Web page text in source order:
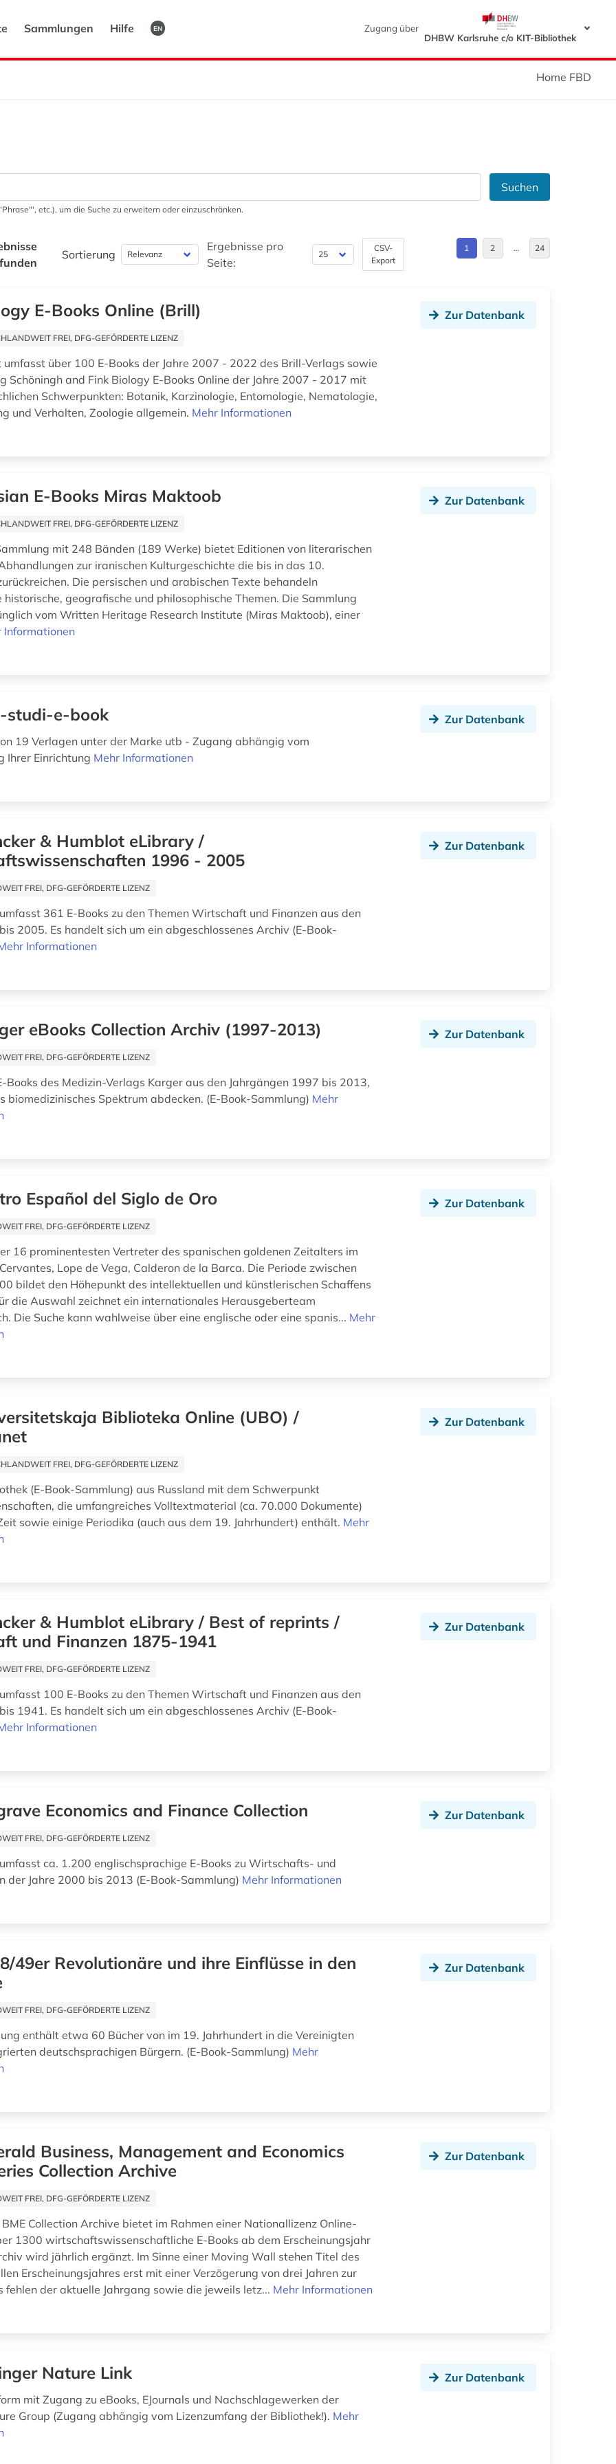
Sammlungen Hilfe EN
Zugang über
DHBW Karlsruhe c/o KIT-Bibliothek
Home FBD
Suchen
etc.), um die Suche zu erweitern oder einzuschränken.
Sortierung
Ergebnisse pro
Seite:
CSV-
Export
1 2 … 24
E-Books Online (Brill)
FREI, DFG-GEFÖRDERTE LIZENZ
umfasst über 100 E-Books der Jahre 2007 - 2022 des Brill-Verlags sowie
Schöningh and Fink Biology E-Books Online der Jahre 2007 - 2017 mit
Schwerpunkten: Botanik, Karzinologie, Entomologie, Nematologie,
und Verhalten, Zoologie allgemein. Mehr Informationen
Zur Datenbank
E-Books Miras Maktoob
FREI, DFG-GEFÖRDERTE LIZENZ
mit 248 Bänden (189 Werke) bietet Editionen von literarischen
zur iranischen Kulturgeschichte die bis in das 10.
Die persischen und arabischen Texte behandeln
historische, geografische und philosophische Themen. Die Sammlung
vom Written Heritage Research Institute (Miras Maktoob), einer
Informationen
Zur Datenbank
studi-e-book
19 Verlagen unter der Marke utb - Zugang abhängig vom
Ihrer Einrichtung Mehr Informationen
Zur Datenbank
& Humblot eLibrary /
1996 - 2005
FREI, DFG-GEFÖRDERTE LIZENZ
361 E-Books zu den Themen Wirtschaft und Finanzen aus den
2005. Es handelt sich um ein abgeschlossenes Archiv (E-Book-
Informationen
Zur Datenbank
eBooks Collection Archiv (1997-2013)
FREI, DFG-GEFÖRDERTE LIZENZ
Books des Medizin-Verlags Karger aus den Jahrgängen 1997 bis 2013,
biomedizinisches Spektrum abdecken. (E-Book-Sammlung) Mehr
Zur Datenbank
Español del Siglo de Oro
FREI, DFG-GEFÖRDERTE LIZENZ
16 prominentesten Vertreter des spanischen goldenen Zeitalters im
Lope de Vega, Calderon de la Barca. Die Periode zwischen
bildet den Höhepunkt des intellektuellen und künstlerischen Schaffens
die Auswahl zeichnet ein internationales Herausgeberteam
Die Suche kann wahlweise über eine englische oder eine spanis... Mehr
Zur Datenbank
Biblioteka Online (UBO) /
FREI, DFG-GEFÖRDERTE LIZENZ
(E-Book-Sammlung) aus Russland mit dem Schwerpunkt
die umfangreiches Volltextmaterial (ca. 70.000 Dokumente)
sowie einige Periodika (auch aus dem 19. Jahrhundert) enthält. Mehr
Zur Datenbank
& Humblot eLibrary / Best of reprints /
und Finanzen 1875-1941
FREI, DFG-GEFÖRDERTE LIZENZ
100 E-Books zu den Themen Wirtschaft und Finanzen aus den
1941. Es handelt sich um ein abgeschlossenes Archiv (E-Book-
Informationen
Zur Datenbank
Economics and Finance Collection
FREI, DFG-GEFÖRDERTE LIZENZ
ca. 1.200 englischsprachige E-Books zu Wirtschafts- und
der Jahre 2000 bis 2013 (E-Book-Sammlung) Mehr Informationen
Zur Datenbank
49er Revolutionäre und ihre Einflüsse in den
FREI, DFG-GEFÖRDERTE LIZENZ
enthält etwa 60 Bücher von im 19. Jahrhundert in die Vereinigten
deutschsprachigen Bürgern. (E-Book-Sammlung) Mehr
Zur Datenbank
Business, Management and Economics
Collection Archive
FREI, DFG-GEFÖRDERTE LIZENZ
Collection Archive bietet im Rahmen einer Nationallizenz Online-
1300 wirtschaftswissenschaftliche E-Books ab dem Erscheinungsjahr
wird jährlich ergänzt. Im Sinne einer Moving Wall stehen Titel des
Erscheinungsjahres erst mit einer Verzögerung von drei Jahren zur
fehlen der aktuelle Jahrgang sowie die jeweils letz... Mehr Informationen
Zur Datenbank
Nature Link
mit Zugang zu eBooks, EJournals und Nachschlagewerken der
Group (Zugang abhängig vom Lizenzumfang der Bibliothek!). Mehr
Zur Datenbank